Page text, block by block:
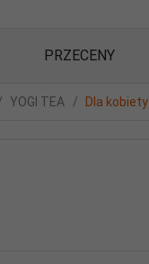
PRZECENY
YOGI TEA Dla kobiety